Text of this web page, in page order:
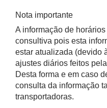
Nota importante
A informação de
consultiva pois esta
estar atualizada (devido
ajustes diários feitos
Desta forma e em caso
consulta da informação
transportadoras.